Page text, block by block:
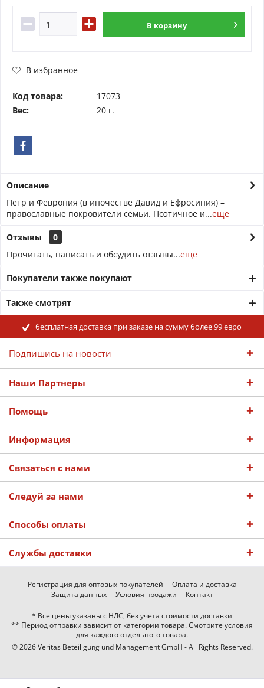
В корзину
В избранное
Код товара:
17073
Вес:
20 г.
Описание
Петр и Феврония (в иночестве Давид и Ефросиния) –
православные покровители семьи. Поэтичное и...еще
Отзывы
0
Прочитать, написать и обсудить отзывы...еще
Покупатели также покупают
Также смотрят
бесплатная доставка при заказе на сумму более 99 евро
Подпишись на новости
Наши Партнеры
Помощь
Информация
Связаться с нами
Следуй за нами
Способы оплаты
Службы доставки
Регистрация для оптовых покупателей
Оплата и доставка
Защита данных
Условия продажи Контакт
* Все цены указаны с НДС, без учета стоимости доставки
** Период отправки зависит от категории товара. Смотрите условия
для каждого отдельного товара.
© 2026 Veritas Beteiligung und Management GmbH - All Rights Reserved.